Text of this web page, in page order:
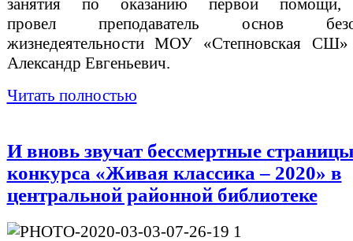
провел преподаватель основ
жизнедеятельности МОУ «Степновская
Александр Евгеньевич.
Читать полностью
И вновь звучат бессмертные
конкурса «Живая классика – 2020» в
центральной районной библиотеке